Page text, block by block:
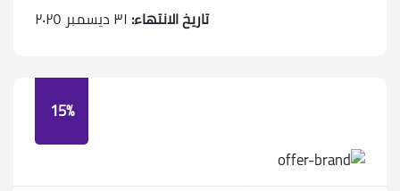
تاريخ الانتهاء: ٣١ ديسمبر ٢٠٢٥
15%